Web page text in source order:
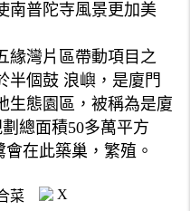
南普陀寺風景更加美
緣灣片區帶動項目之
半個鼓 浪嶼，是廈門
生態園區，被稱為是廈
總面積50多萬平方
在此築巢，繁殖。
菜 X